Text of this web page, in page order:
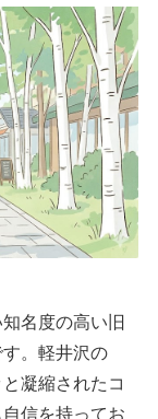
名度の高い旧
。軽井沢の
凝縮されたコ
信を持ってお